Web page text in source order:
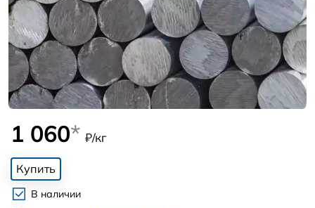
1 060* ₽/кг
Купить
В наличии